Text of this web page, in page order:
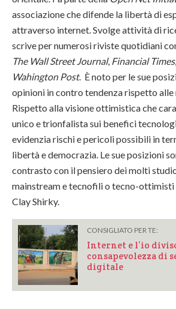
associazione che difende la libertà di
attraverso internet. Svolge attività di
scrive per numerosi riviste quotidiani
The Wall Street Journal, Financial Times,
Wahington Post. È noto per le sue
opinioni in contro tendenza rispetto alle
Rispetto alla visione ottimistica che
unico e trionfalista sui benefici
evidenzia rischi e pericoli possibili in
libertà e democrazia. Le sue posizioni
contrasto con il pensiero dei molti
mainstream e tecnofili o tecno-ottimisti
Clay Shirky.
CONSIGLIATO PER TE:
Internet e l’io
consapevolezza di
digitale